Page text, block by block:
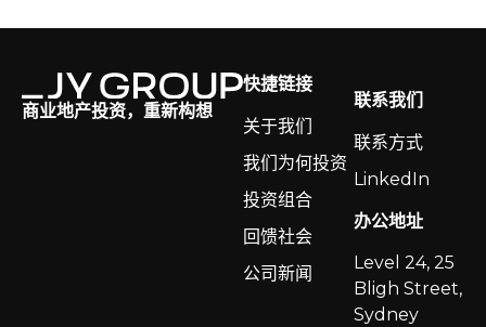
商业地产投资，重新构想
快捷链接
关于我们
我们为何投资
投资组合
回馈社会
公司新闻
联系我们
联系方式
LinkedIn
办公地址
Level 24, 25
Bligh Street,
Sydney